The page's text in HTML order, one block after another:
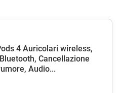
4 Auricolari wireless,
Cancellazione
Audio...